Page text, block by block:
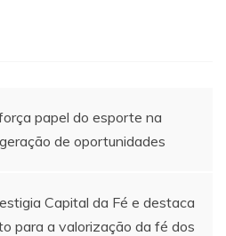
papel do esporte na
de oportunidades
Capital da Fé e destaca
para a valorização da fé dos